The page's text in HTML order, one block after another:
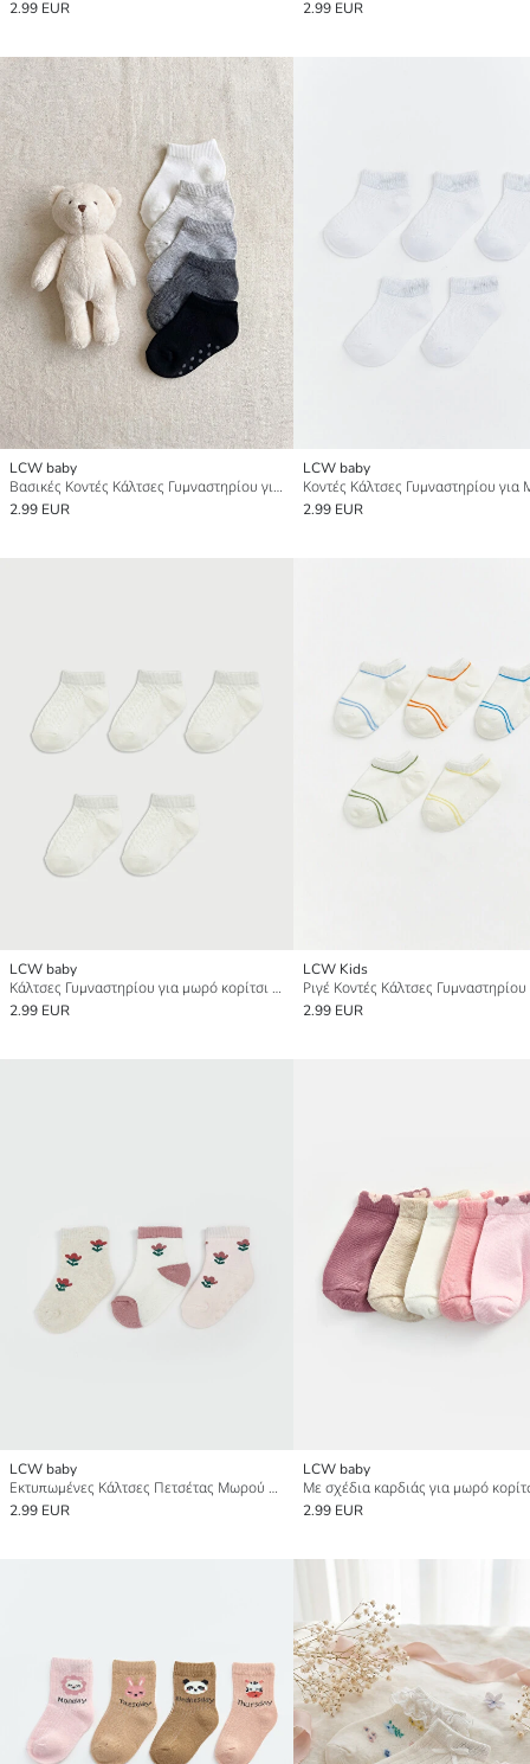
2.99 EUR 2.99 EUR
LCW baby
Βασικές Κοντές Κάλτσες Γυμναστηρίου για μωρό αγόρι 5-Τεμάχια
2.99 EUR
LCW baby
2.99 EUR
LCW baby
Κάλτσες Γυμναστηρίου για μωρό κορίτσι 5-Τεμάχια
2.99 EUR
LCW Kids
2.99 EUR
LCW baby
Εκτυπωμένες Κάλτσες Πετσέτας Μωρού Κορίτσι Τριπλή Συσκευασία
2.99 EUR
LCW baby
2.99 EUR